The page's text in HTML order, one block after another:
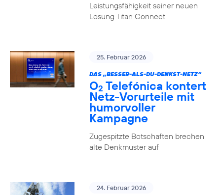
Leistungsfähigkeit seiner neuen
Lösung Titan Connect
25. Februar 2026
DAS „BESSER-ALS-DU-DENKST-NETZ“
O2 Telefónica kontert
Netz-Vorurteile mit
humorvoller
Kampagne
Zugespitzte Botschaften brechen
alte Denkmuster auf
24. Februar 2026